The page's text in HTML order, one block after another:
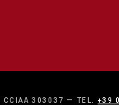
CCIAA 303037 — TEL. +39